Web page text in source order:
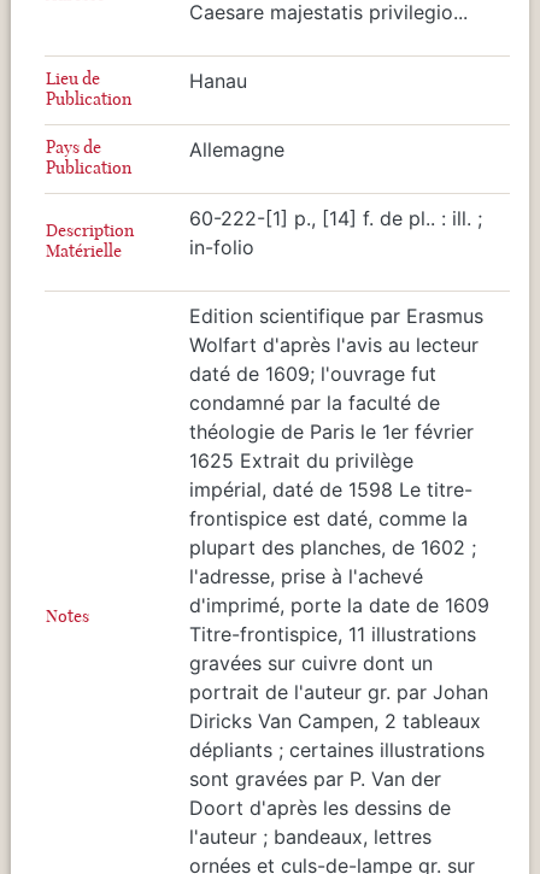
Caesare majestatis privilegio...
Lieu de
Publication
Hanau
Pays de
Publication
Allemagne
Description
Matérielle
60-222-[1] p., [14] f. de pl.. : ill. ;
in-folio
Notes
Edition scientifique par Erasmus
Wolfart d'après l'avis au lecteur
daté de 1609; l'ouvrage fut
condamné par la faculté de
théologie de Paris le 1er février
1625 Extrait du privilège
impérial, daté de 1598 Le titre-
frontispice est daté, comme la
plupart des planches, de 1602 ;
l'adresse, prise à l'achevé
d'imprimé, porte la date de 1609
Titre-frontispice, 11 illustrations
gravées sur cuivre dont un
portrait de l'auteur gr. par Johan
Diricks Van Campen, 2 tableaux
dépliants ; certaines illustrations
sont gravées par P. Van der
Doort d'après les dessins de
l'auteur ; bandeaux, lettres
ornées et culs-de-lampe gr. sur